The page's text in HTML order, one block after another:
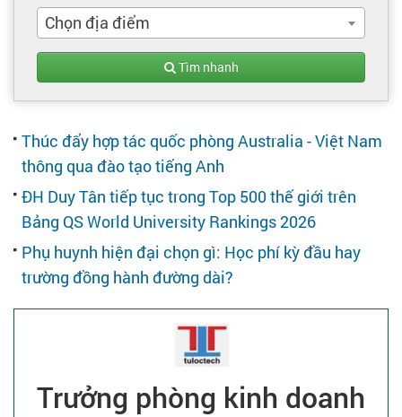
Tìm việc làm
Nhà tuyển dụng
Chọn địa điểm
Tìm nhanh
Thúc đẩy hợp tác quốc phòng Australia - Việt Nam
thông qua đào tạo tiếng Anh
ĐH Duy Tân tiếp tục trong Top 500 thế giới trên
Bảng QS World University Rankings 2026
Phụ huynh hiện đại chọn gì: Học phí kỳ đầu hay
trường đồng hành đường dài?
Trưởng phòng kinh doanh